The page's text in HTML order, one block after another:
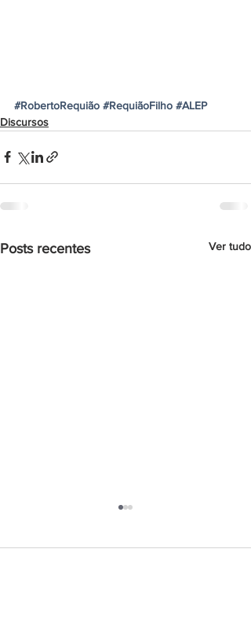
#RobertoRequião #RequiãoFilho #ALEP
Discursos
Posts recentes Ver tudo